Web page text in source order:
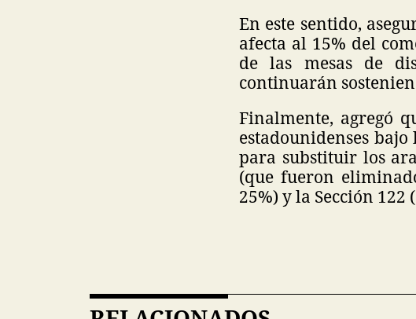
En este sentido,
afecta al 15% del
de las mesas de
continuarán
Finalmente, agregó
estadounidenses
para substituir los
(que fueron
25%) y la Sección